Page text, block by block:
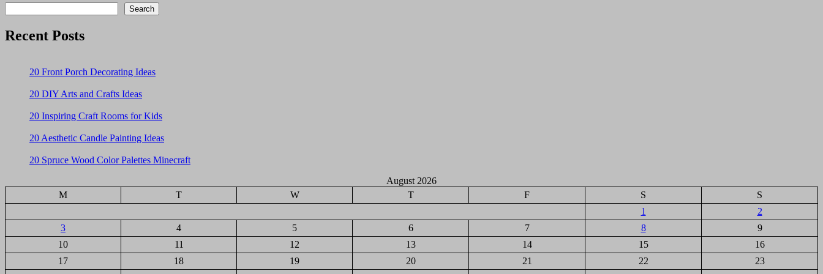
Search
Recent Posts
20 Front Porch Decorating Ideas
20 DIY Arts and Crafts Ideas
20 Inspiring Craft Rooms for Kids
20 Aesthetic Candle Painting Ideas
20 Spruce Wood Color Palettes Minecraft
August 2026
M
T W T F S
S
1
2
3
4 5 6 7 8
9
10
11 12 13 14 15
16
17
18 19 20 21 22
23